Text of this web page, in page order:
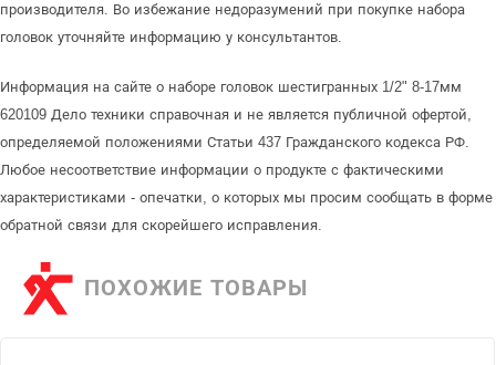
производителя. Во избежание недоразумений при покупке набора
головок уточняйте информацию у консультантов.
Информация на сайте о наборе головок шестигранных 1/2" 8-17мм
620109 Дело техники справочная и не является публичной офертой,
определяемой положениями Статьи 437 Гражданского кодекса РФ.
Любое несоответствие информации о продукте с фактическими
характеристиками - опечатки, о которых мы просим сообщать в форме
обратной связи для скорейшего исправления.
ПОХОЖИЕ ТОВАРЫ